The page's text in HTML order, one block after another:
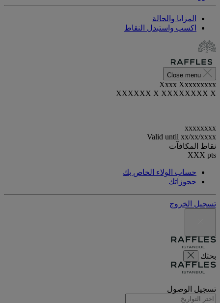
المزايا والحالة
اكسب واستبدل النقاط
Close menu
Xxxx Xxxxxxxxx
XXXXXX X XXXXXXXX X
xxxxxxxx
Valid until xx/xx/xxxx
نقاط المكافآت
XXX pts
حساب الولاء الخاص بك
حجوزاتك
تسجيل الخروج
بحثك
تسجيل الوصول